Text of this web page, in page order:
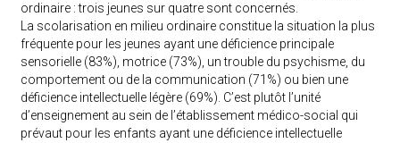
ordinaire : trois jeunes sur quatre sont concernés.
La scolarisation en milieu ordinaire constitue la situation la plus
fréquente pour les jeunes ayant une déficience principale
sensorielle (83%), motrice (73%), un trouble du psychisme, du
comportement ou de la communication (71%) ou bien une
déficience intellectuelle légère (69%). C’est plutôt l’unité
d’enseignement au sein de l’établissement médico-social qui
prévaut pour les enfants ayant une déficience intellectuelle